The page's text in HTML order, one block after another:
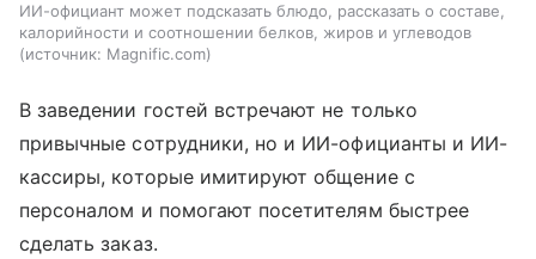
ИИ-официант может подсказать блюдо, рассказать о составе,
калорийности и соотношении белков, жиров и углеводов
источник: Magnific.com
В заведении гостей встречают не только
привычные сотрудники, но и ИИ-официанты и ИИ-
кассиры, которые имитируют общение с
персоналом и помогают посетителям быстрее
сделать заказ.